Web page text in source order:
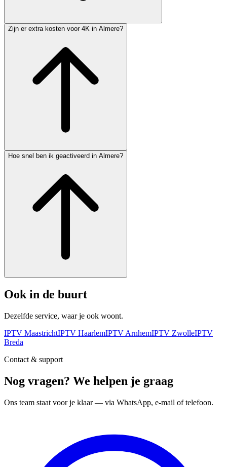
Zijn er extra kosten voor 4K in Almere?
Hoe snel ben ik geactiveerd in Almere?
Ook in de buurt
Dezelfde service, waar je ook woont.
IPTV MaastrichtIPTV HaarlemIPTV ArnhemIPTV ZwolleIPTV
Breda
Contact & support
Nog vragen? We helpen je graag
Ons team staat voor je klaar — via WhatsApp, e-mail of telefoon.